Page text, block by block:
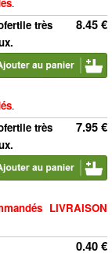
.
8.45 €
très
.
7.95 €
très
LIVRAISON
0.40 €